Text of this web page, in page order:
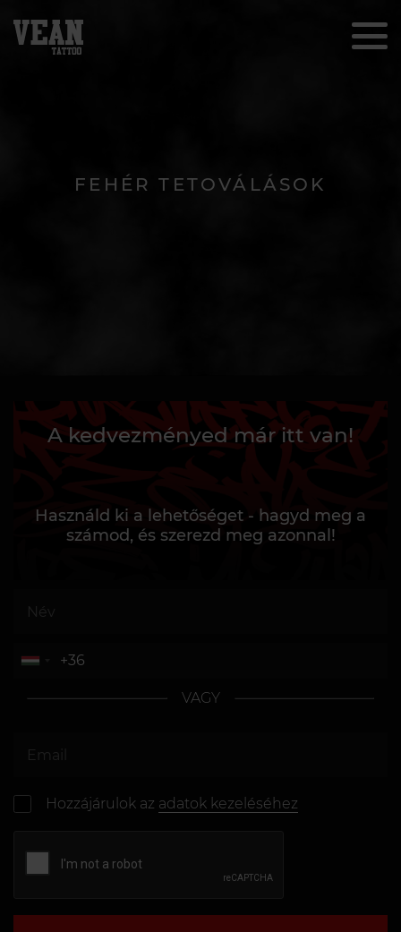
FEHÉR TETOVÁLÁSOK
A kedvezményed már itt van!
Használd ki a lehetőséget - hagyd meg a
számod, és szerezd meg azonnal!
VAGY
Hozzájárulok az adatok kezeléséhez